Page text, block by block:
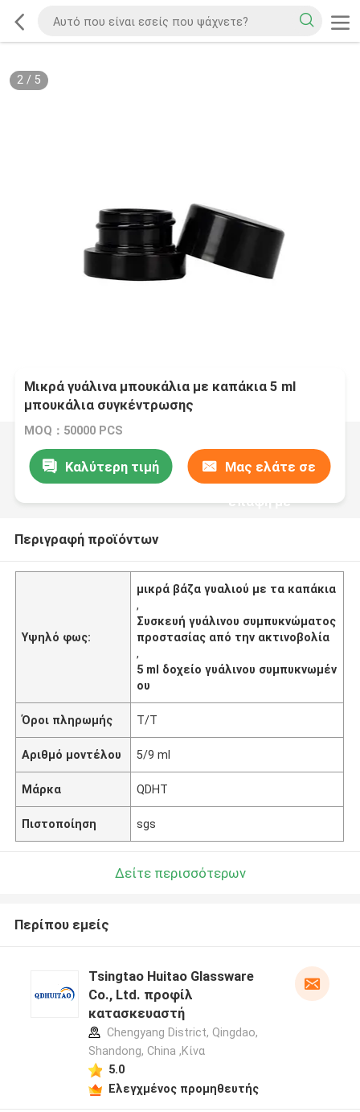
2/ 5
Μικρά γυάλινα μπουκάλια με καπάκια 5 ml
μπουκάλια συγκέντρωσης
MOQ：50000 PCS
Καλύτερη τιμή Μας ελάτε σε
επαφή με
Περιγραφή προϊόντων
Υψηλό φως:
μικρά βάζα γυαλιού με τα καπάκια
,
Συσκευή γυάλινου συμπυκνώματος
προστασίας από την ακτινοβολία
,
5 ml δοχείο γυάλινου συμπυκνωμέν
ου
Όροι πληρωμής Τ/Τ
Αριθμό μοντέλου 5/9 ml
Μάρκα QDHT
Πιστοποίηση sgs
Δείτε περισσότερων
Περίπου εμείς
Tsingtao Huitao Glassware
Co., Ltd. προφίλ
κατασκευαστή
Chengyang District, Qingdao,
Shandong, China ,Κίνα
5.0
Ελεγχμένος προμηθευτής